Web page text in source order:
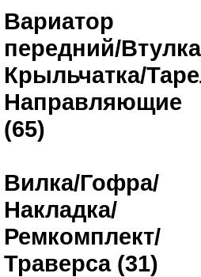
Вариатор
передний/
Крыльчатка/
Направляющие
(65)
Вилка/Гофра/
Накладка/
Ремкомплект/
Траверса (31)